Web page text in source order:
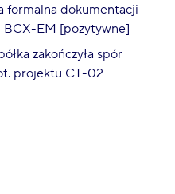
formalna dokumentacji
BCX-EM [pozytywne]
zakończyła spór
projektu CT-02